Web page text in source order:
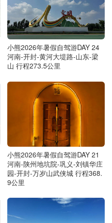
小熊2026年暑假自驾游DAY 24
河南-开封-黄河大堤路-山东-梁
山 行程273.5公里
小熊2026年暑假自驾游DAY 21
河南-陕州地坑院-巩义-刘镇华庄
园-开封-万岁山武侠城 行程368.
9公里